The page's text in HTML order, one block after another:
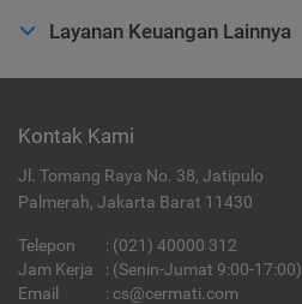
Layanan Keuangan Lainnya
Kontak Kami
Jl. Tomang Raya No. 38, Jatipulo
Palmerah, Jakarta Barat 11430
Telepon : (021) 40000 312
Jam Kerja
: (Senin-Jumat 9:00-17:00)
Email
: cs@cermati.com